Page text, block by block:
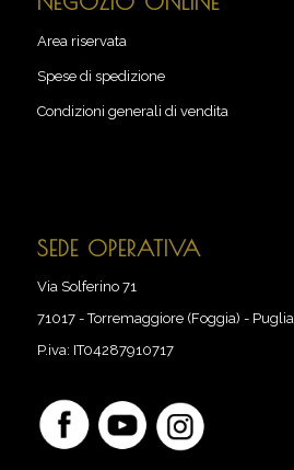
Area riservata
Spese di spedizione
Condizioni generali di vendita
SEDE OPERATIVA
Via Solferino 71
71017-Torremaggiore (Foggia) - Puglia
P.iva: IT04287910717